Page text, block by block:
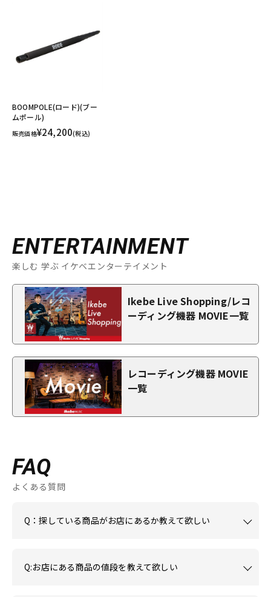
BOOMPOLE(ロード)(ブー
ムポール)
販売価格¥24,200(税込)
ENTERTAINMENT
楽しむ 学ぶ イケベエンターテイメント
Ikebe Live Shopping/レコ
ーディング機器 MOVIE一覧
レコーディング機器 MOVIE
一覧
FAQ
よくある質問
Q：探している商品がお店にあるか教えて欲しい
Q:お店にある商品の値段を教えて欲しい